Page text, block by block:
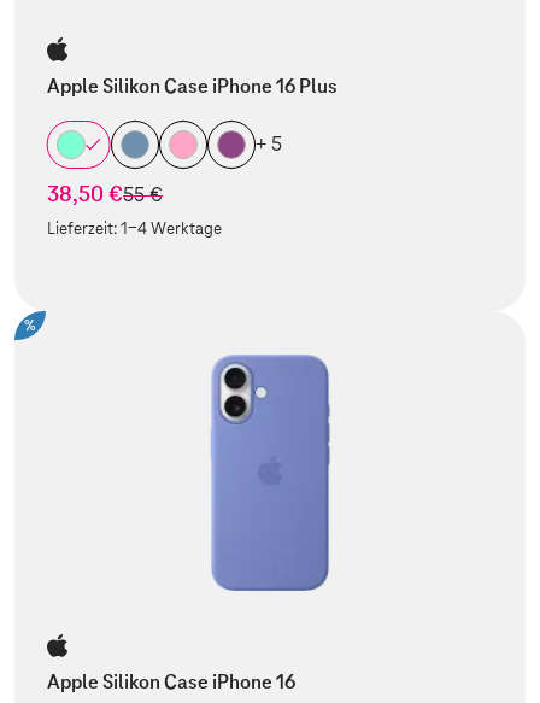
Apple Silikon Case iPhone 16 Plus
+ 5
38,50 €statt
55 €
Lieferzeit:1-4 Werktage
%
Apple Silikon Case iPhone 16